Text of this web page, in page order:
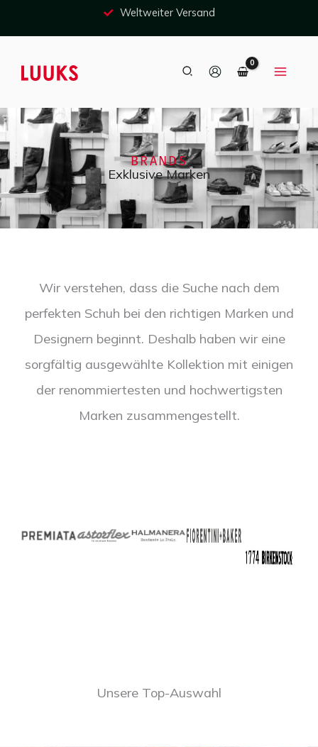
Inhalt
springen
Weltweiter Versand
Suche
BRANDS
Exklusive Marken
Wir verstehen, dass die Suche nach dem
perfekten Schuh bei den richtigen Marken und
Designern beginnt. Deshalb haben wir eine
sorgfältig ausgewählte Kollektion mit einigen
der renommiertesten und hochwertigsten
Marken zusammengestellt.
Unsere Top-Auswahl